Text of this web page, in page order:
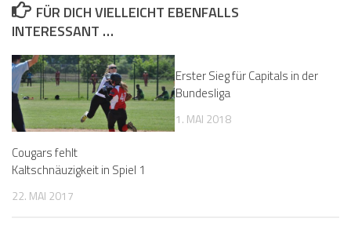
FÜR DICH VIELLEICHT EBENFALLS
INTERESSANT …
Cougars fehlt
Kaltschnäuzigkeit in Spiel 1
22. MAI 2017
Erster Sieg für Capitals in der
Bundesliga
1. MAI 2018